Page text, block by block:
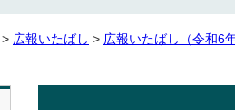
> 広報いたばし > 広報いたばし（令和6年